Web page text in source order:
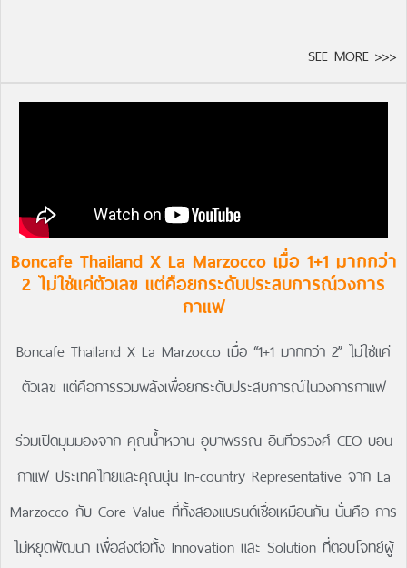
SEE MORE >>>
Boncafe Thailand X La Marzocco เมื่อ 1+1 มากกว่า
2 ไม่ใช่แค่ตัวเลข แต่คือยกระดับประสบการณ์วงการ
กาแฟ
Boncafe Thailand X La Marzocco เมื่อ “1+1 มากกว่า 2” ไม่ใช่แค่
ตัวเลข แต่คือการรวมพลังเพื่อยกระดับประสบการณ์ในวงการกาแฟ
ร่วมเปิดมุมมองจาก คุณน้ำหวาน อุษาพรรณ อินทีวรวงศ์ CEO บอน
กาแฟ ประเทศไทยและคุณนุ่น In-country Representative จาก La
Marzocco กับ Core Value ที่ทั้งสองแบรนด์เชื่อเหมือนกัน นั่นคือ การ
ไม่หยุดพัฒนา เพื่อส่งต่อทั้ง Innovation และ Solution ที่ตอบโจทย์ผู้